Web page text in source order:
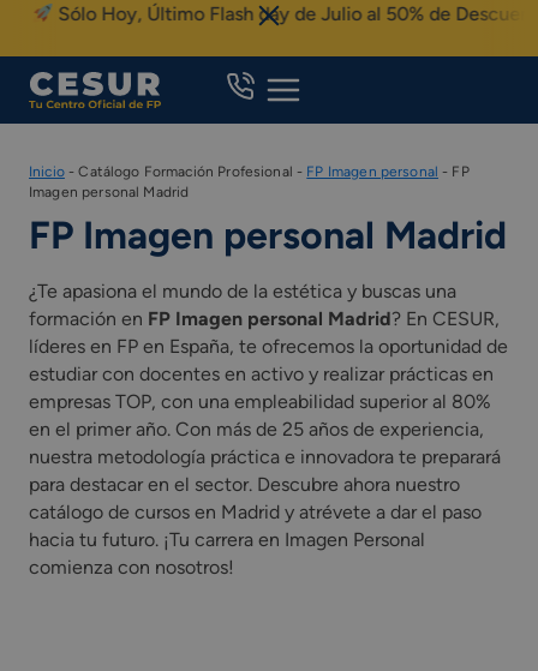
Skip
content
Sólo Hoy, Último Flash day de Julio al 50% de Descuento
Inicio-Catálogo Formación Profesional - FP Imagen personal - FP
Imagen personal Madrid
FP Imagen personal Madrid
¿Te apasiona el mundo de la estética y buscas una
formación en FP Imagen personal Madrid? En CESUR,
líderes en FP en España, te ofrecemos la oportunidad de
estudiar con docentes en activo y realizar prácticas en
empresas TOP, con una empleabilidad superior al 80%
en el primer año. Con más de 25 años de experiencia,
nuestra metodología práctica e innovadora te preparará
para destacar en el sector. Descubre ahora nuestro
catálogo de cursos en Madrid y atrévete a dar el paso
hacia tu futuro. ¡Tu carrera en Imagen Personal
comienza con nosotros!